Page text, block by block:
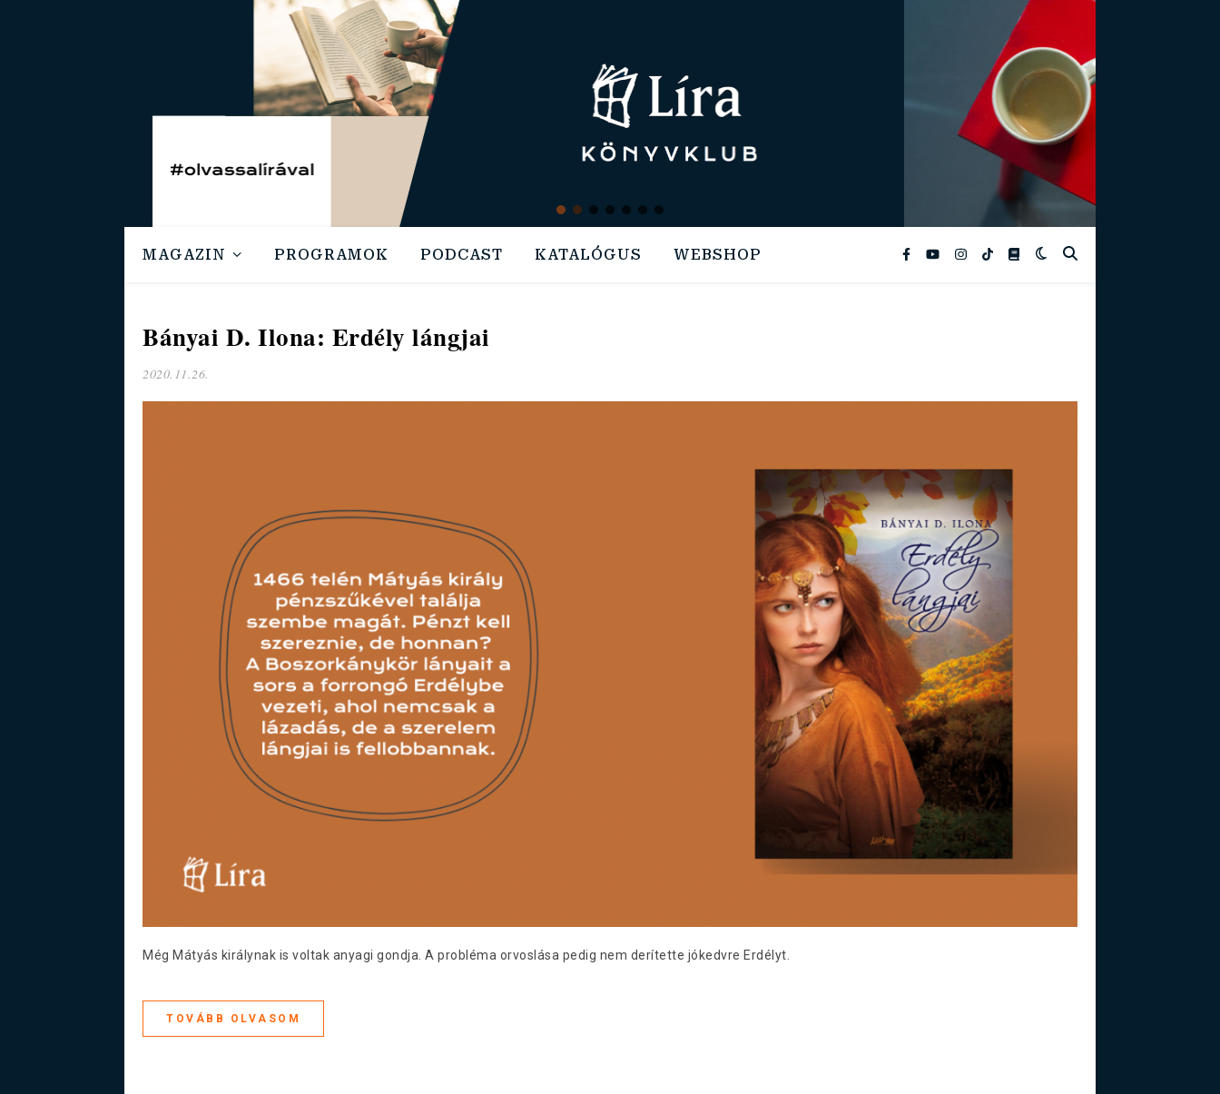
MAGAZIN PROGRAMOK PODCAST KATALÓGUS WEBSHOP
Bányai D. Ilona: Erdély lángjai
2020.11.26.
Még Mátyás királynak is voltak anyagi gondja. A probléma orvoslása pedig nem derítette jókedvre Erdélyt.
TOVÁBB OLVASOM